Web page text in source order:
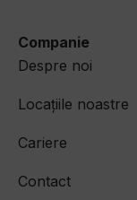
Companie
Despre noi
Locațiile noastre
Cariere
Contact